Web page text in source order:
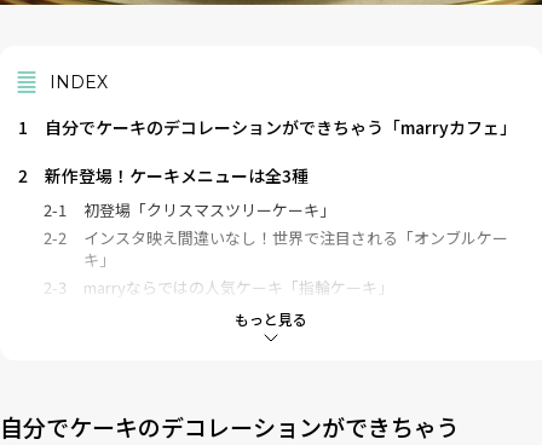
もっと見る
INDEX
1
自分でケーキのデコレーションができちゃう「marryカフェ」
2
新作登場！ケーキメニューは全3種
2-1
初登場「クリスマスツリーケーキ」
2-2
インスタ映え間違いなし！世界で注目される「オンブルケー
キ」
2-3
marryならではの人気ケーキ「指輪ケーキ」
marry特製アイスブロック入りドリンク
自分でケーキのデコレーションができちゃう